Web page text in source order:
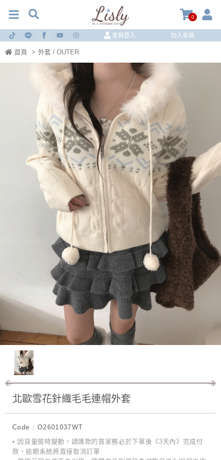
0
會員登入 加入會員
首頁 > 外套 / OUTER
北歐雪花針織毛毛連帽外套
Code : O2601037WT
• 因貨量隨時變動，請匯款的買家務必於下單後《3天內》完成付
款，逾期系統將直接取消訂單